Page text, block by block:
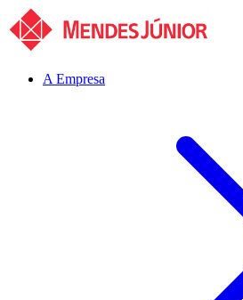
A Empresa